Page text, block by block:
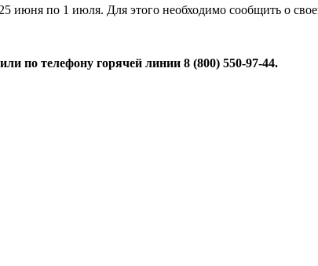
июня по 1 июля. Для этого необходимо сообщить о
по телефону горячей линии 8 (800) 550-97-44.